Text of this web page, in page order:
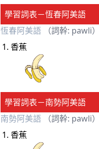
學習詞表－恆春阿美語
恆春阿美語
（詞幹: pawli）
香蕉
學習詞表－南勢阿美語
南勢阿美語
（詞幹: pawli）
香蕉